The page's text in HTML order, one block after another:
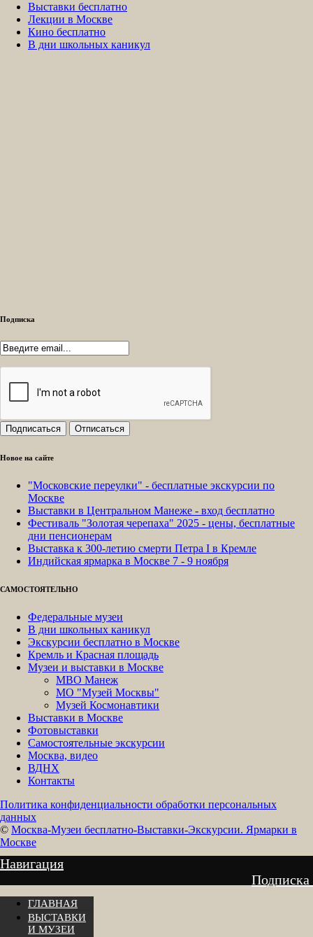
Выставки бесплатно
Лекции в Москве
Кино бесплатно
В дни школьных каникул
Подписка
Новое на сайте
"Московские переулки" - бесплатные экскурсии по
Москве
Выставки в Центральном Манеже - вход бесплатно
Фестиваль "Золотая черепаха" 2025 - цены, бесплатные
дни пенсионерам
Выставка к 300-летию смерти Петра I в Кремле
Индийская ярмарка в Москве 7 - 9 ноября
САМОСТОЯТЕЛЬНО
Федеральные музеи
В дни школьных каникул
Экскурсии бесплатно в Москве
Кремль и Красная площадь
Музеи и выставки в Москве
МВО Манеж
МО "Музей Москвы"
Музей Космонавтики
Выставки в Москве
Фотовыставки
Самостоятельные экскурсии
Москва, видео
ВДНХ
Контакты
Политика конфиденциальности обработки персональных
данных
© Москва-Музеи бесплатно-Выставки-Экскурсии. Ярмарки в
Москве
Навигация
Подписка
ГЛАВНАЯ
ВЫСТАВКИ
И МУЗЕИ